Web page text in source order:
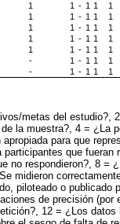
1 1 - 1 1 1
1 1 - 1 1 1
1 1 - 1 1 1
1 1 - 1 1 1
1 1 - 1 1 1
- 1 - 1 1 1
- 1 - 1 1 1
metas del estudio?,
la muestra?, 4 = ¿La
para que
que
no respondieron?, 8 =
midieron
piloteado o
de precisión (por
12 = ¿Los